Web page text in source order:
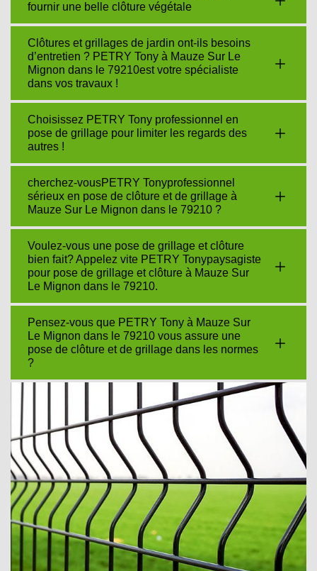
fournir une belle clôture végétale
Clôtures et grillages de jardin ont-ils besoins
d’entretien ? PETRY Tony à Mauze Sur Le
Mignon dans le 79210est votre spécialiste
dans vos travaux !
Choisissez PETRY Tony professionnel en
pose de grillage pour limiter les regards des
autres !
cherchez-vousPETRY Tonyprofessionnel
sérieux en pose de clôture et de grillage à
Mauze Sur Le Mignon dans le 79210 ?
Voulez-vous une pose de grillage et clôture
bien fait? Appelez vite PETRY Tonypaysagiste
pour pose de grillage et clôture à Mauze Sur
Le Mignon dans le 79210.
Pensez-vous que PETRY Tony à Mauze Sur
Le Mignon dans le 79210 vous assure une
pose de clôture et de grillage dans les normes
?